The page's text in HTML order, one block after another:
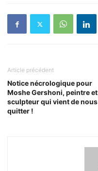
Article précédent
Notice nécrologique pour
Moshe Gershoni, peintre et
sculpteur qui vient de nous
quitter !